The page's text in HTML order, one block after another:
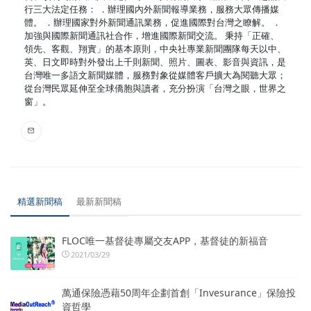
行三大法定任務： ．辦理國內外新聞報導業務，服務大眾傳播媒
體。 ．辦理國家對外新聞通訊業務，促進國際對台灣之瞭解。 ．
加強與國際新聞通訊社合作，增進國際新聞交流。 秉持「正確、
領先、客觀、翔實」的基本原則，中央社專業新聞團隊每天以中、
英、日文即時對外發出上千則新聞、照片、圖表、影音與資訊，是
台灣唯一多語文新聞媒體，服務對象從媒體客戶擴大為閱聽大眾；
從台灣民眾延伸至全球僑胞與讀者，充分扮演「台灣之眼，世界之
窗」。
精選新聞稿 最新新聞稿
FLOC唯一基督徒專屬交友APP，基督徒的新福音
2021/03/29
萬通保險憑藉50周年企劃首創「Invesurance」保險投
資哲學